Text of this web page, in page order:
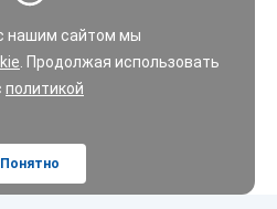
нашим сайтом мы
. Продолжая использовать
политикой
Понятно